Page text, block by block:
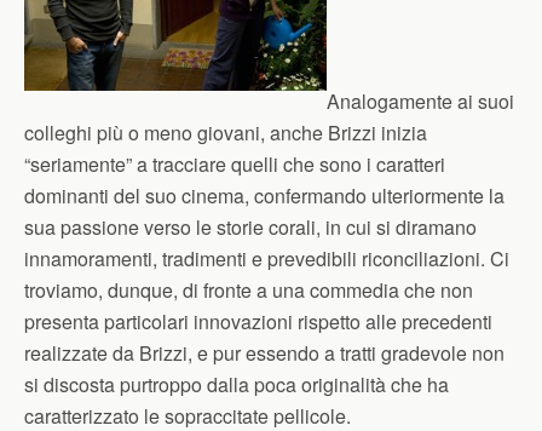
Analogamente ai suoi
colleghi più o meno giovani, anche Brizzi inizia
“seriamente” a tracciare quelli che sono i caratteri
dominanti del suo cinema, confermando ulteriormente la
sua passione verso le storie corali, in cui si diramano
innamoramenti, tradimenti e prevedibili riconciliazioni. Ci
troviamo, dunque, di fronte a una commedia che non
presenta particolari innovazioni rispetto alle precedenti
realizzate da Brizzi, e pur essendo a tratti gradevole non
si discosta purtroppo dalla poca originalità che ha
caratterizzato le sopraccitate pellicole.